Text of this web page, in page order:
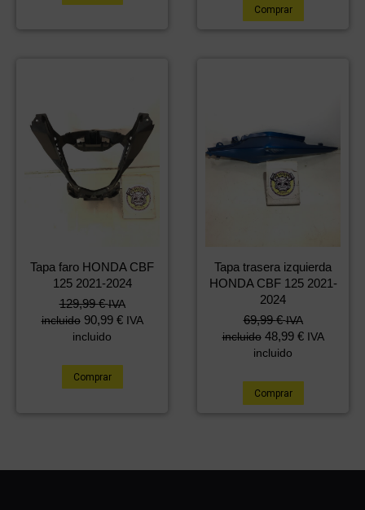
Comprar
Tapa faro HONDA CBF
125 2021-2024
129,99€ IVA
incluido 90,99 € IVA
incluido
Comprar
Tapa trasera izquierda
HONDA CBF 125 2021-
2024
69,99€ IVA
incluido 48,99 € IVA
incluido
Comprar